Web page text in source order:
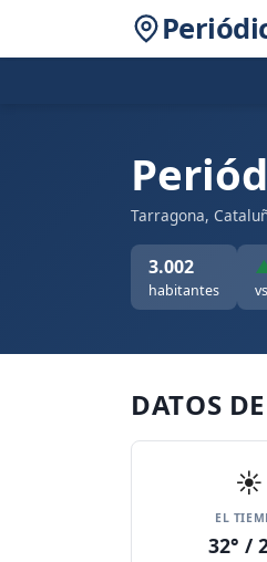
Tarragona,
3.002
habitantes
DATOS
☀️
EL
32° /